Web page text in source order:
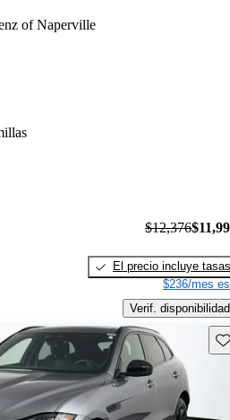
of Naperville
$12,376
El precio incluye tasas
$236/mes
Verif. disponibilidad